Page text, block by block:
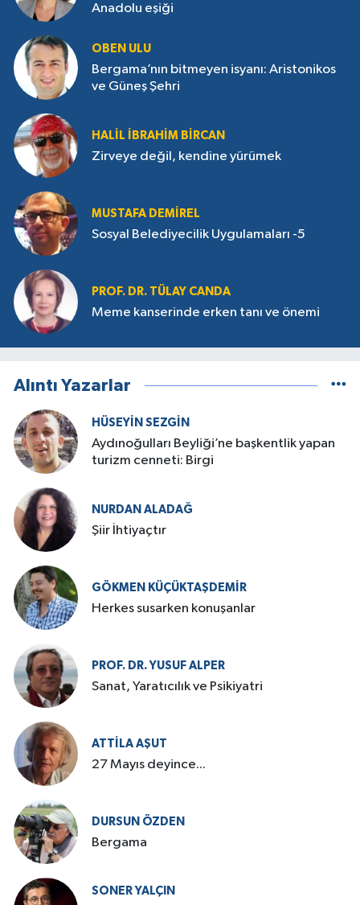
Anadolu eşiği
OBEN ULU
Bergama’nın bitmeyen isyanı: Aristonikos
ve Güneş Şehri
HALIL İBRAHIM BIRCAN
Zirveye değil, kendine yürümek
MUSTAFA DEMIREL
Sosyal Belediyecilik Uygulamaları -5
PROF. DR. TÜLAY CANDA
Meme kanserinde erken tanı ve önemi
Alıntı Yazarlar
HÜSEYIN SEZGIN
Aydınoğulları Beyliği’ne başkentlik yapan
turizm cenneti: Birgi
NURDAN ALADAĞ
Şiir İhtiyaçtır
GÖKMEN KÜÇÜKTAŞDEMIR
Herkes susarken konuşanlar
PROF. DR. YUSUF ALPER
Sanat, Yaratıcılık ve Psikiyatri
ATTILA AŞUT
27 Mayıs deyince...
DURSUN ÖZDEN
Bergama
SONER YALÇIN